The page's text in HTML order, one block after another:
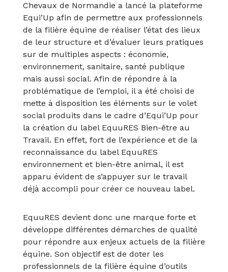
Chevaux de Normandie a lancé la plateforme
Equi’Up afin de permettre aux professionnels
de la filière équine de réaliser l’état des lieux
de leur structure et d’évaluer leurs pratiques
sur de multiples aspects : économie,
environnement, sanitaire, santé publique
mais aussi social. Afin de répondre à la
problématique de l’emploi, il a été choisi de
mette à disposition les éléments sur le volet
social produits dans le cadre d’Equi’Up pour
la création du label EquuRES Bien-être au
Travail. En effet, fort de l’expérience et de la
reconnaissance du label EquuRES
environnement et bien-être animal, il est
apparu évident de s’appuyer sur le travail
déjà accompli pour créer ce nouveau label.
EquuRES devient donc une marque forte et
développe différentes démarches de qualité
pour répondre aux enjeux actuels de la filière
équine. Son objectif est de doter les
professionnels de la filière équine d’outils